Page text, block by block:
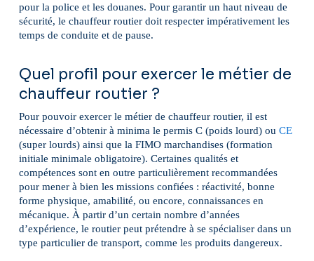
pour la police et les douanes. Pour garantir un haut niveau de
sécurité, le chauffeur routier doit respecter impérativement les
temps de conduite et de pause.
Quel profil pour exercer le métier de
chauffeur routier ?
Pour pouvoir exercer le métier de chauffeur routier, il est
nécessaire d’obtenir à minima le permis C (poids lourd) ou CE
(super lourds) ainsi que la FIMO marchandises (formation
initiale minimale obligatoire). Certaines qualités et
compétences sont en outre particulièrement recommandées
pour mener à bien les missions confiées : réactivité, bonne
forme physique, amabilité, ou encore, connaissances en
mécanique. À partir d’un certain nombre d’années
d’expérience, le routier peut prétendre à se spécialiser dans un
type particulier de transport, comme les produits dangereux.